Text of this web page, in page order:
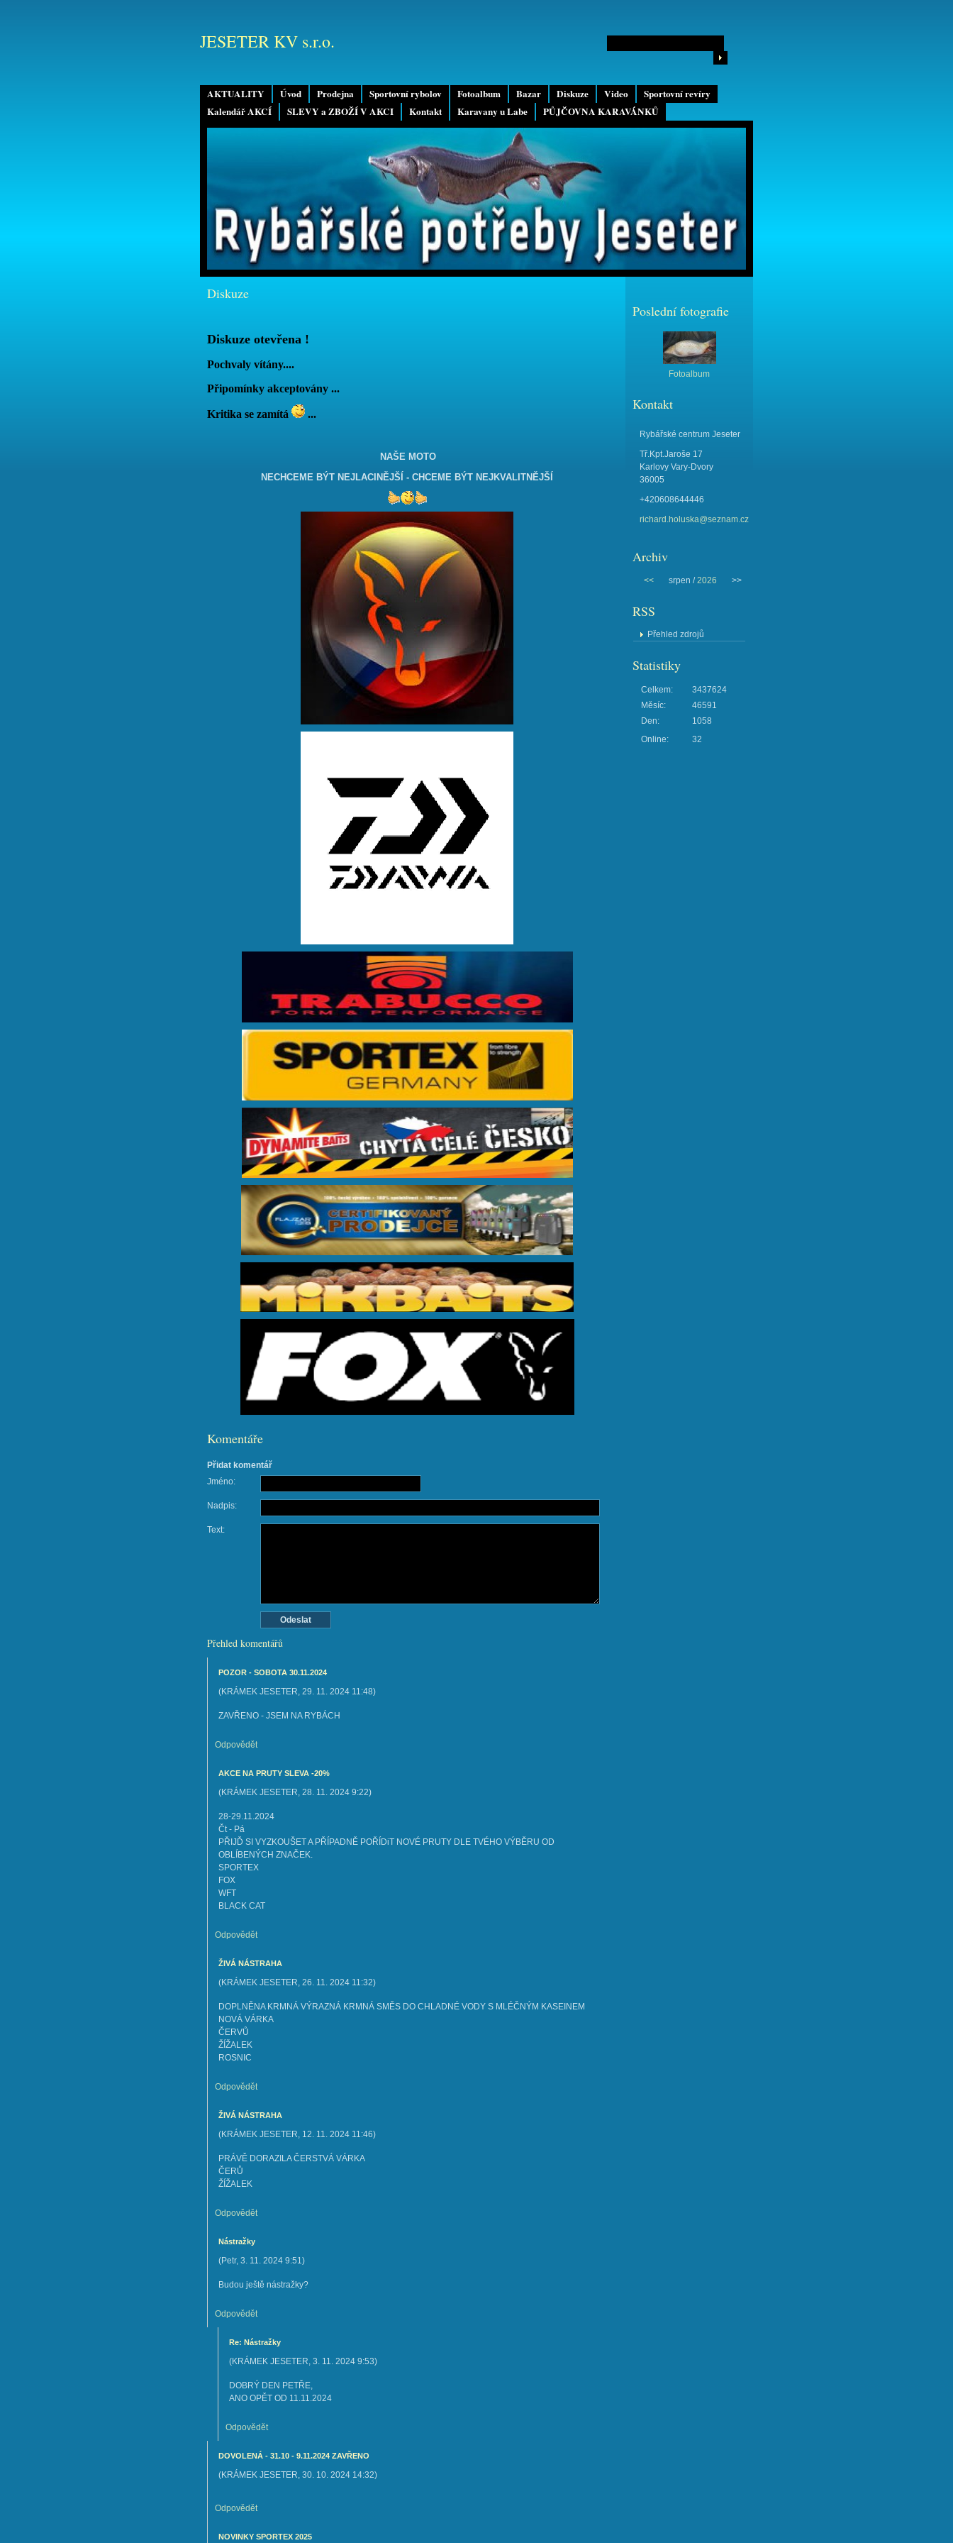
AKTUALITY Úvod Prodejna Sportovní rybolov Fotoalbum Bazar Diskuze Video
Sportovní revíry
Kalendář AKCÍ
SLEVY a ZBOŽÍ V AKCI Kontakt Karavany u Labe PŮJČOVNA KARAVÁNKŮ
JESETER KV s.r.o.
Diskuze
Diskuze otevřena !
Pochvaly vítány....
Připomínky akceptovány ...
Kritika se zamítá ...
NAŠE MOTO
NECHCEME BÝT NEJLACINĚJŠÍ - CHCEME BÝT NEJKVALITNĚJŠÍ
Komentáře
Přidat komentář
Jméno:
Nadpis:
Text:
Přehled komentářů
POZOR - SOBOTA 30.11.2024
(KRÁMEK JESETER, 29. 11. 2024 11:48)
ZAVŘENO - JSEM NA RYBÁCH
Odpovědět
AKCE NA PRUTY SLEVA -20%
(KRÁMEK JESETER, 28. 11. 2024 9:22)
28-29.11.2024
Čt - Pá
PŘIJĎ SI VYZKOUŠET A PŘÍPADNĚ POŘÍDiT NOVÉ PRUTY DLE TVÉHO VÝBĚRU OD
OBLÍBENÝCH ZNAČEK.
SPORTEX
FOX
WFT
BLACK CAT
Odpovědět
ŽIVÁ NÁSTRAHA
(KRÁMEK JESETER, 26. 11. 2024 11:32)
DOPLNĚNA KRMNÁ VÝRAZNÁ KRMNÁ SMĚS DO CHLADNÉ VODY S MLÉČNÝM KASEINEM
NOVÁ VÁRKA
ČERVŮ
ŽÍŽALEK
ROSNIC
Odpovědět
ŽIVÁ NÁSTRAHA
(KRÁMEK JESETER, 12. 11. 2024 11:46)
PRÁVĚ DORAZILA ČERSTVÁ VÁRKA
ČERŮ
ŽÍŽALEK
Odpovědět
Nástražky
(Petr, 3. 11. 2024 9:51)
Budou ještě nástražky?
Odpovědět
Re: Nástražky
(KRÁMEK JESETER, 3. 11. 2024 9:53)
DOBRÝ DEN PETŘE,
ANO OPĚT OD 11.11.2024
Odpovědět
DOVOLENÁ - 31.10 - 9.11.2024 ZAVŘENO
(KRÁMEK JESETER, 30. 10. 2024 14:32)
Odpovědět
NOVINKY SPORTEX 2025
Poslední fotografie
Fotoalbum
Kontakt
Rybářské centrum Jeseter
Tř.Kpt.Jaroše 17
Karlovy Vary-Dvory
36005
+420608644446
richard.holuska@seznam.cz
Archiv
<< srpen /2026 >>
RSS
Přehled zdrojů
Statistiky
Online: 32
Celkem:
3437624
Měsíc:
46591
Den:
1058